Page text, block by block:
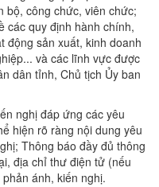
bộ, công chức, viên chức;
các quy định hành chính,
động sản xuất, kinh doanh
và các lĩnh vực được
dân tỉnh, Chủ tịch Ủy ban
nghị đáp ứng các yêu
hiện rõ ràng nội dung yêu
Thông báo đầy đủ thông
địa chỉ thư điện tử (nếu
ánh, kiến nghị.